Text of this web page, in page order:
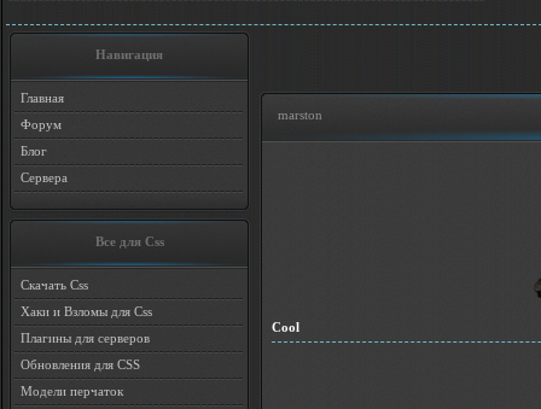
Навигация
Главная
Форум
Блог
Сервера
Все для Css
Скачать Css
Хаки и Взломы для Css
Плагины для серверов
Обновления для CSS
Модели перчаток
marston
Cool